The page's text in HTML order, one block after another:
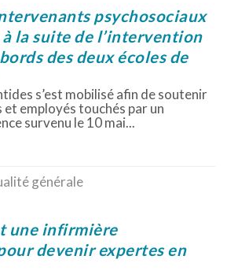
psychosociaux
la suite de l’intervention
des deux écoles de
s’est mobilisé afin de soutenir
employés touchés par un
survenu le 10 mai...
générale
une infirmière
devenir expertes en